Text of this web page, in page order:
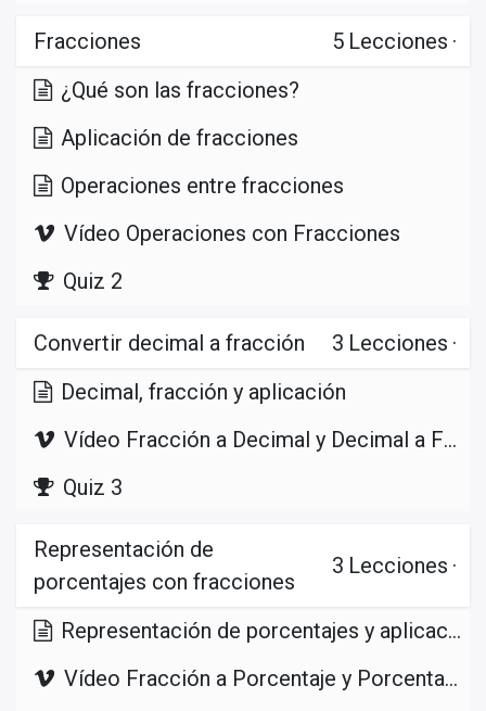
Fracciones 5 Lecciones ·
¿Qué son las fracciones?
Aplicación de fracciones
Operaciones entre fracciones
Vídeo Operaciones con Fracciones
Quiz 2
Convertir decimal a fracción 3 Lecciones ·
Decimal, fracción y aplicación
Vídeo Fracción a Decimal y Decimal a Fracción
Quiz 3
Representación de
porcentajes con fracciones
3 Lecciones ·
Representación de porcentajes y aplicación
Vídeo Fracción a Porcentaje y Porcentaje a Fracción